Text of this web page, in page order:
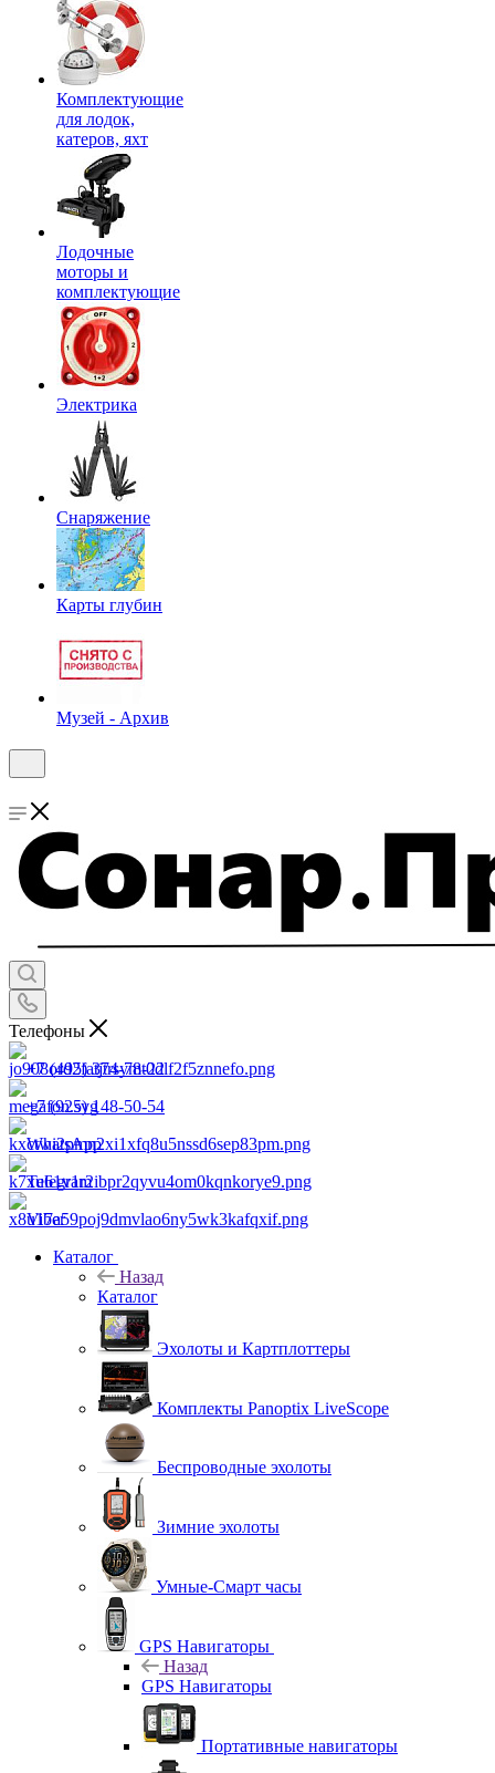
Комплектующие
для лодок,
катеров, яхт
Лодочные
моторы и
комплектующие
Электрика
Снаряжение
Карты глубин
Музей - Архив
Телефоны
+7 (495) 374-78-22
+7 (925) 148-50-54
WhatsApp
Telegram
Viber
Каталог
Назад
Каталог
Эхолоты и Картплоттеры
Комплекты Panoptix LiveScope
Беспроводные эхолоты
Зимние эхолоты
Умные-Смарт часы
GPS Навигаторы
Назад
GPS Навигаторы
Портативные навигаторы